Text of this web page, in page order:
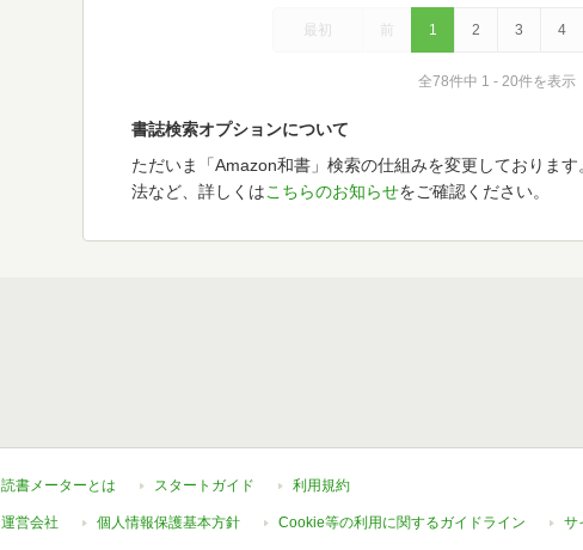
最初 前 1 2 3 4
全78件中 1 - 20件を表示
書誌検索オプションについて
ただいま「Amazon和書」検索の仕組みを変更しておりま
法など、詳しくはこちらのお知らせをご確認ください。
読書メーターとは スタートガイド 利用規約
運営会社 個人情報保護基本方針 Cookie等の利用に関するガイドライン サ